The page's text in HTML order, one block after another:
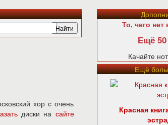
хор с очень
диски на сайте
То, чего нет
Ещё 50
Качайте
Ещё
Красная